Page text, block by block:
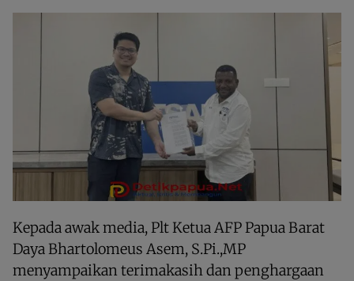
Kepada awak media, Plt Ketua AFP Papua Barat
Daya Bhartolomeus Asem, S.Pi.,MP
menyampaikan terimakasih dan penghargaan